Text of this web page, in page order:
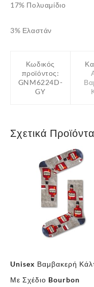
17% Πολυαμίδιο
3% Ελαστάν
Κωδικός
προϊόντος:
GNM6224D-
GY
Σχετικά Προϊόντα
Unisex Βαμβακερή
Με Σχέδιο Bourbon